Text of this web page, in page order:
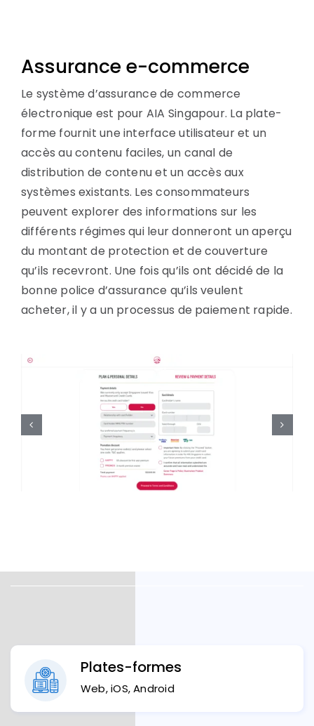
Assurance e-commerce
Le système d’assurance de commerce
électronique est pour AIA Singapour. La plate-
forme fournit une interface utilisateur et un
accès au contenu faciles, un canal de
distribution de contenu et un accès aux
systèmes existants. Les consommateurs
peuvent explorer des informations sur les
différents régimes qui leur donneront un aperçu
du montant de protection et de couverture
qu’ils recevront. Une fois qu’ils ont décidé de la
bonne police d’assurance qu’ils veulent
acheter, il y a un processus de paiement rapide.
Plates-formes
Web, iOS, Android